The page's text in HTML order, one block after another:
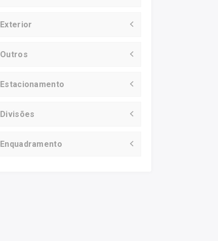
Exterior
Outros
Estacionamento
Divisões
Enquadramento